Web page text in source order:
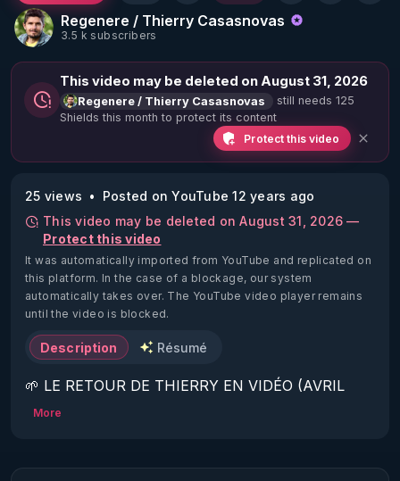
Regenere / Thierry Casasnovas
3.5 k subscribers
This video may be deleted on August 31, 2026
Regenere / Thierry Casasnovas
still needs 125
Shields this month to protect its content
Protect this video
25 views
Posted on YouTube 12 years ago
This video may be deleted on August 31, 2026 —
Protect this video
It was automatically imported from YouTube and replicated on
this platform. In the case of a blockage, our system
automatically takes over. The YouTube video player remains
until the video is blocked.
Description Résumé
🌱 LE RETOUR DE THIERRY EN VIDÉO (AVRIL
2022)!
https://www.rgnr.fr/presentation.html
More